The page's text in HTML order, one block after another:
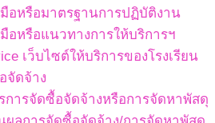
อหรือมาตรฐานการปฏิบัติงาน
อหรือแนวทางการให้บริการฯ
เว็บไซต์ให้บริการของโรงเรียน
จัดจ้าง
การจัดซื้อจัดจ้างหรือการจัดหาพัสดุ